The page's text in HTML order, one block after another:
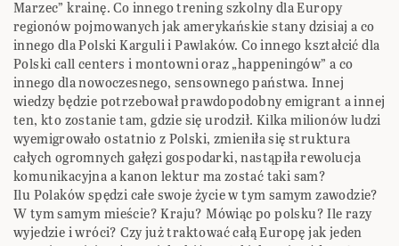
Marzec” krainę. Co innego trening szkolny dla Europy
regionów pojmowanych jak amerykańskie stany dzisiaj a co
innego dla Polski Karguli i Pawlaków. Co innego kształcić dla
Polski call centers i montowni oraz „happeningów” a co
innego dla nowoczesnego, sensownego państwa. Innej
wiedzy będzie potrzebował prawdopodobny emigrant a innej
ten, kto zostanie tam, gdzie się urodził. Kilka milionów ludzi
wyemigrowało ostatnio z Polski, zmieniła się struktura
całych ogromnych gałęzi gospodarki, nastąpiła rewolucja
komunikacyjna a kanon lektur ma zostać taki sam?
Ilu Polaków spędzi całe swoje życie w tym samym zawodzie?
W tym samym mieście? Kraju? Mówiąc po polsku? Ile razy
wyjedzie i wróci? Czy już traktować całą Europę jak jeden